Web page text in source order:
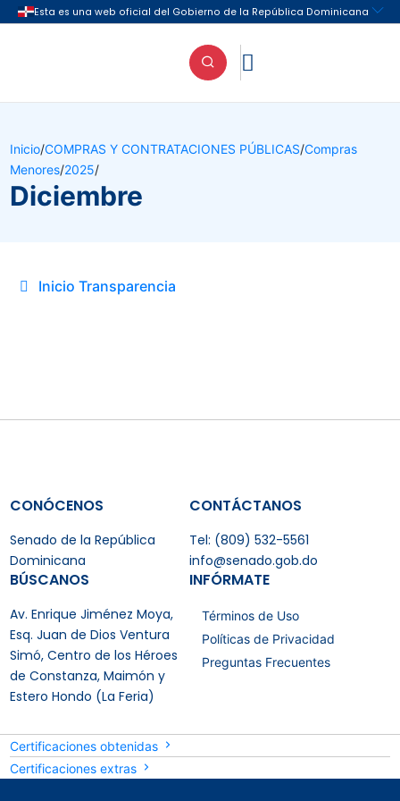

Inicio/COMPRAS Y CONTRATACIONES PÚBLICAS/Compras
Menores/2025/
Diciembre
Inicio Transparencia
CONÓCENOS
Senado de la República
Dominicana
CONTÁCTANOS
Tel: (809) 532-5561
info@senado.gob.do
BÚSCANOS
Av. Enrique Jiménez Moya,
Esq. Juan de Dios Ventura
Simó, Centro de los Héroes
de Constanza, Maimón y
Estero Hondo (La Feria)
INFÓRMATE
Términos de Uso
Políticas de Privacidad
Preguntas Frecuentes
Certificaciones obtenidas
Certificaciones extras